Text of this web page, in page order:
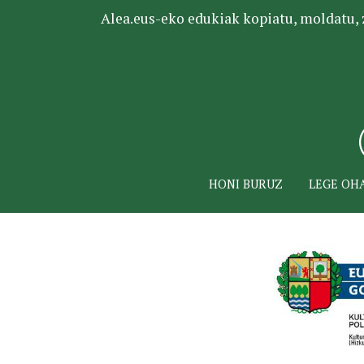
Alea.eus-eko edukiak kopiatu,
HONI BURUZ LEGE